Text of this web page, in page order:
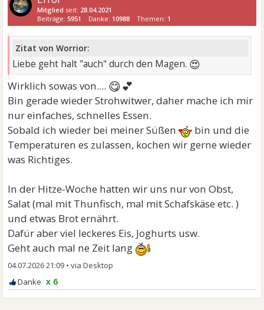
Mitglied seit: 28.04.2021
Beiträge:5951 Danke: 10988 Themen: 1
Zitat von Worrior:
Liebe geht halt "auch" durch den Magen. 😍
Wirklich sowas von.... 😋💕
Bin gerade wieder Strohwitwer, daher mache ich mir
nur einfaches, schnelles Essen.
Sobald ich wieder bei meiner Süßen
bin und die
Temperaturen es zulassen, kochen wir gerne wieder
was Richtiges.
In der Hitze-Woche hatten wir uns nur von Obst,
Salat (mal mit Thunfisch, mal mit Schafskäse etc. )
und etwas Brot ernährt.
Dafür aber viel leckeres Eis, Joghurts usw.
Geht auch mal ne Zeit lang
04.07.2026 21:09 •
x 6